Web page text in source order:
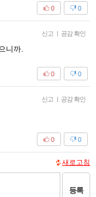
0
0
신고 | 공감 확인
니까.
0
0
신고 | 공감 확인
0
0
새로고침
등록